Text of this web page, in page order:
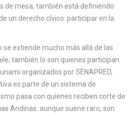
de mesa, también está definiendo
un derecho cívico: participar en la
se extiende mucho más allá de las
también lo son quienes participan
organizados por SENAPRED,
es parte de un sistema de
pasa con quienes reciben corte de
Andinas: aunque suene raro, son